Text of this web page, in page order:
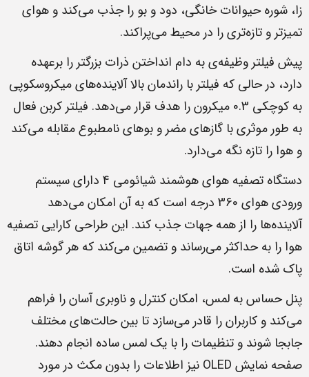
زا، شوره حیوانات خانگی، دود و بو را جذب می‌کند و هوای
تمیزتر و تازه‌تری را در محیط می‌پراکند.
پیش فیلتر وظیفه‌ی به دام انداختن ذرات بزرگتر را برعهده
دارد، در حالی که فیلتر با راندمان بالا آلاینده‌های میکروسکوپی
به کوچکی 0.3 میکرون را هدف قرار می‌دهد. فیلتر کربن فعال
به طور موثری با گازهای مضر و بوهای نامطبوع مقابله می‌کند
و هوا را تازه نگه می‌دارد.
دستگاه تصفیه هوای هوشمند شیائومی 4 دارای سیستم
ورودی هوای 360 درجه است که به آن امکان می‌دهد
آلاینده‌ها را از همه جهات جذب کند. این طراحی کارایی تصفیه
هوا را به حداکثر می‌رساند و تضمین می‌کند که هر گوشه اتاق
پاک شده است.
پنل حساس به لمس، امکان کنترل و ناوبری آسان را فراهم
می‌کند و کاربران را قادر می‌سازد تا بین حالت‌های مختلف
جابجا شوند و تنظیمات را با یک لمس ساده انجام دهند.
صفحه نمایش OLED نیز اطلاعات را بدون مکث در مورد